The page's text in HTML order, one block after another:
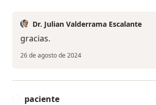
Dr. Julian Valderrama Escalante
gracias.
26 de agosto de 2024
paciente